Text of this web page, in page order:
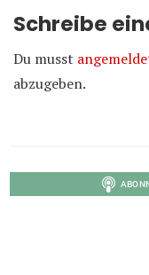
Schreibe
Du musst
abzugeben.